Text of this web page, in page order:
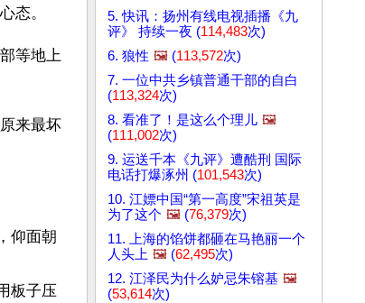
态。
等地上
来最坏
仰面朝
板子压
5. 快讯：扬州有线电视插播《九
评》 持续一夜 (114,483次)
6. 狼性 🖼️ (113,572次)
7. 一位中共乡镇普通干部的自白
(113,324次)
8. 看准了！是这么个理儿 🖼️
(111,002次)
9. 运送千本《九评》遭酷刑 国际
电话打爆涿州 (101,543次)
10. 江嫖中国“第一高度”宋祖英是
为了这个 🖼️ (76,379次)
11. 上海的馅饼都砸在马艳丽一个
人头上 🖼️ (62,495次)
12. 江泽民为什么妒忌朱镕基 🖼️
(53,614次)